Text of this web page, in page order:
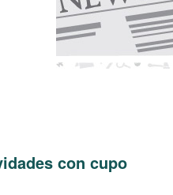
con cupo